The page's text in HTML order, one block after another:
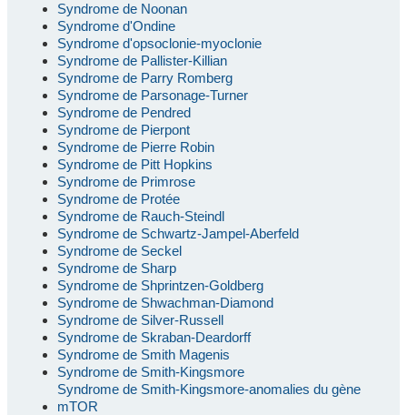
Syndrome de Noonan
Syndrome d'Ondine
Syndrome d'opsoclonie-myoclonie
Syndrome de Pallister-Killian
Syndrome de Parry Romberg
Syndrome de Parsonage-Turner
Syndrome de Pendred
Syndrome de Pierpont
Syndrome de Pierre Robin
Syndrome de Pitt Hopkins
Syndrome de Primrose
Syndrome de Protée
Syndrome de Rauch-Steindl
Syndrome de Schwartz-Jampel-Aberfeld
Syndrome de Seckel
Syndrome de Sharp
Syndrome de Shprintzen-Goldberg
Syndrome de Shwachman-Diamond
Syndrome de Silver-Russell
Syndrome de Skraban-Deardorff
Syndrome de Smith Magenis
Syndrome de Smith-Kingsmore
Syndrome de Smith-Kingsmore-anomalies du gène
mTOR